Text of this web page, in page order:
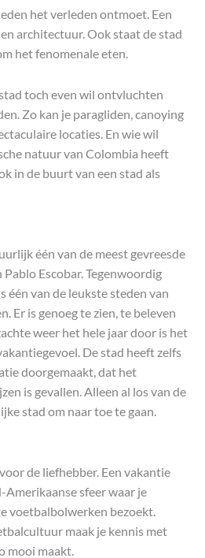
het verleden ontmoet. Een
architectuur. Ook staat de stad
het fenomenale eten.
toch even wil ontvluchten
Zo kan je paragliden, canoying
locaties. En wie wil
natuur van Colombia heeft
in de buurt van een stad als
één van de meest gevreesde
Escobar. Tegenwoordig
één van de leukste steden van
Er is genoeg te zien, te beleven
weer het hele jaar door is het
De stad heeft zelfs
doorgemaakt, dat het
is gevallen. Alleen al los van de
stad om naar toe te gaan.
de liefhebber. Een vakantie
sfeer waar je
voetbalbolwerken bezoekt.
maak je kennis met
mooi maakt.